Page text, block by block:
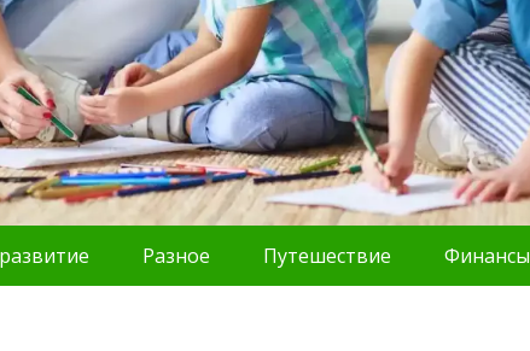
Разное Путешествие Финансы